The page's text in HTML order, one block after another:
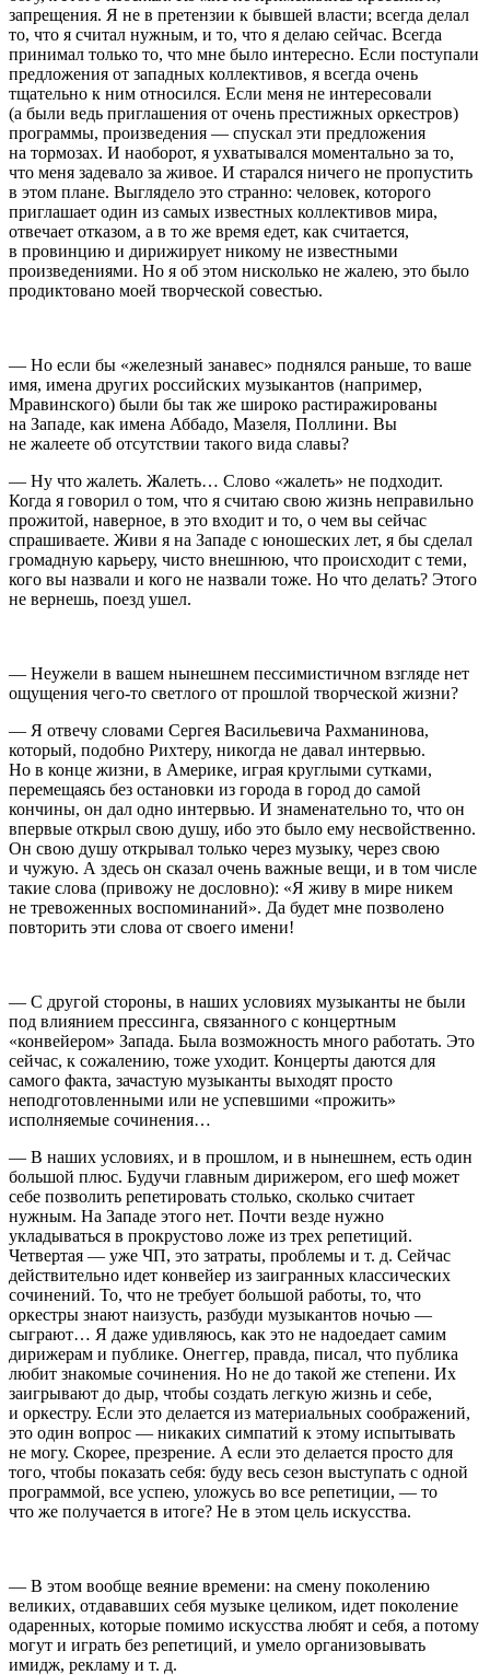
запрещения. Я не в претензии к бывшей власти; всегда делал
то, что я считал нужным, и то, что я делаю сейчас. Всегда
принимал только то, что мне было интересно. Если поступали
предложения от западных коллективов, я всегда очень
тщательно к ним относился. Если меня не интересовали
(а были ведь приглашения от очень престижных оркестров)
программы, произведения — спускал эти предложения
на тормозах. И наоборот, я ухватывался моментально за то,
что меня задевало за живое. И старался ничего не пропустить
в этом плане. Выглядело это странно: человек, которого
приглашает один из самых известных коллективов мира,
отвечает отказом, а в то же время едет, как считается,
в провинцию и дирижирует никому не известными
произведениями. Но я об этом нисколько не жалею, это было
продиктовано моей творческой совестью.
— Но если бы «железный занавес» поднялся раньше, то ваше
имя, имена других российских музыкантов (например,
Мравинского) были бы так же широко растиражированы
на Западе, как имена Аббадо, Мазеля, Поллини. Вы
не жалеете об отсутствии такого вида славы?
— Ну что жалеть. Жалеть… Слово «жалеть» не подходит.
Когда я говорил о том, что я считаю свою жизнь неправильно
прожитой, наверное, в это входит и то, о чем вы сейчас
спрашиваете. Живи я на Западе с юношеских лет, я бы сделал
громадную карьеру, чисто внешнюю, что происходит с теми,
кого вы назвали и кого не назвали тоже. Но что делать? Этого
не вернешь, поезд ушел.
— Неужели в вашем нынешнем пессимистичном взгляде нет
ощущения чего-то светлого от прошлой творческой жизни?
— Я отвечу словами Сергея Васильевича Рахманинова,
который, подобно Рихтеру, никогда не давал интервью.
Но в конце жизни, в Америке, играя круглыми сутками,
перемещаясь без остановки из города в город до самой
кончины, он дал одно интервью. И знаменательно то, что он
впервые открыл свою душу, ибо это было ему несвойственно.
Он свою душу открывал только через музыку, через свою
и чужую. А здесь он сказал очень важные вещи, и в том числе
такие слова (привожу не дословно): «Я живу в мире никем
не тревоженных воспоминаний». Да будет мне позволено
повторить эти слова от своего имени!
— С другой стороны, в наших условиях музыканты не были
под влиянием прессинга, связанного с концертным
«конвейером» Запада. Была возможность много работать. Это
сейчас, к сожалению, тоже уходит. Концерты даются для
самого факта, зачастую музыканты выходят просто
неподготовленными или не успевшими «прожить»
исполняемые сочинения…
— В наших условиях, и в прошлом, и в нынешнем, есть один
большой плюс. Будучи главным дирижером, его шеф может
себе позволить репетировать столько, сколько считает
нужным. На Западе этого нет. Почти везде нужно
укладываться в прокрустово ложе из трех репетиций.
Четвертая — уже ЧП, это затраты, проблемы и т. д. Сейчас
действительно идет конвейер из заигранных классических
сочинений. То, что не требует большой работы, то, что
оркестры знают наизусть, разбуди музыкантов ночью —
сыграют… Я даже удивляюсь, как это не надоедает самим
дирижерам и публике. Онеггер, правда, писал, что публика
любит знакомые сочинения. Но не до такой же степени. Их
заигрывают до дыр, чтобы создать легкую жизнь и себе,
и оркестру. Если это делается из материальных соображений,
это один вопрос — никаких симпатий к этому испытывать
не могу. Скорее, презрение. А если это делается просто для
того, чтобы показать себя: буду весь сезон выступать с одной
программой, все успею, уложусь во все репетиции, — то
что же получается в итоге? Не в этом цель искусства.
— В этом вообще веяние времени: на смену поколению
великих, отдававших себя музыке целиком, идет поколение
одаренных, которые помимо искусства любят и себя, а потому
могут и играть без репетиций, и умело организовывать
имидж, рекламу и т. д.